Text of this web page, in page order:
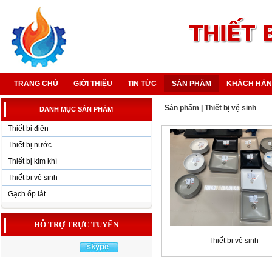
TRANG CHỦ GIỚI THIỆU TIN TỨC SẢN PHẨM KHÁCH
DANH MỤC SẢN PHẨM
Thiết bị điện
Thiết bị nước
Thiết bị kim khí
Thiết bị vệ sinh
Gạch ốp lát
HỖ TRỢ TRỰC TUYẾN
Sản phẩm Thiết bị vệ sinh
Thiết bị vệ sinh